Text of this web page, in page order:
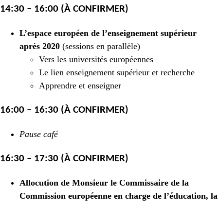
14:30 – 16:00 (À CONFIRMER)
L’espace européen de l’enseignement supérieur
après 2020 (sessions en parallèle)
Vers les universités européennes
Le lien enseignement supérieur et recherche
Apprendre et enseigner
16:00 – 16:30 (À CONFIRMER)
Pause café
16:30 – 17:30 (À CONFIRMER)
Allocution de Monsieur le Commissaire de la
Commission européenne en charge de l’éducation, la